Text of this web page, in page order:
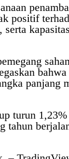
positif
panjang
turun
tahun